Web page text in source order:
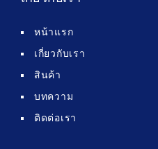
หน้าแรก
เกี่ยวกับเรา
สินค้า
บทความ
ติดต่อเรา